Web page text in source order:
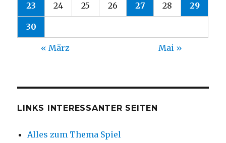
23 24 25 26 27 28 29
30
« März Mai »
LINKS INTERESSANTER SEITEN
Alles zum Thema Spiel